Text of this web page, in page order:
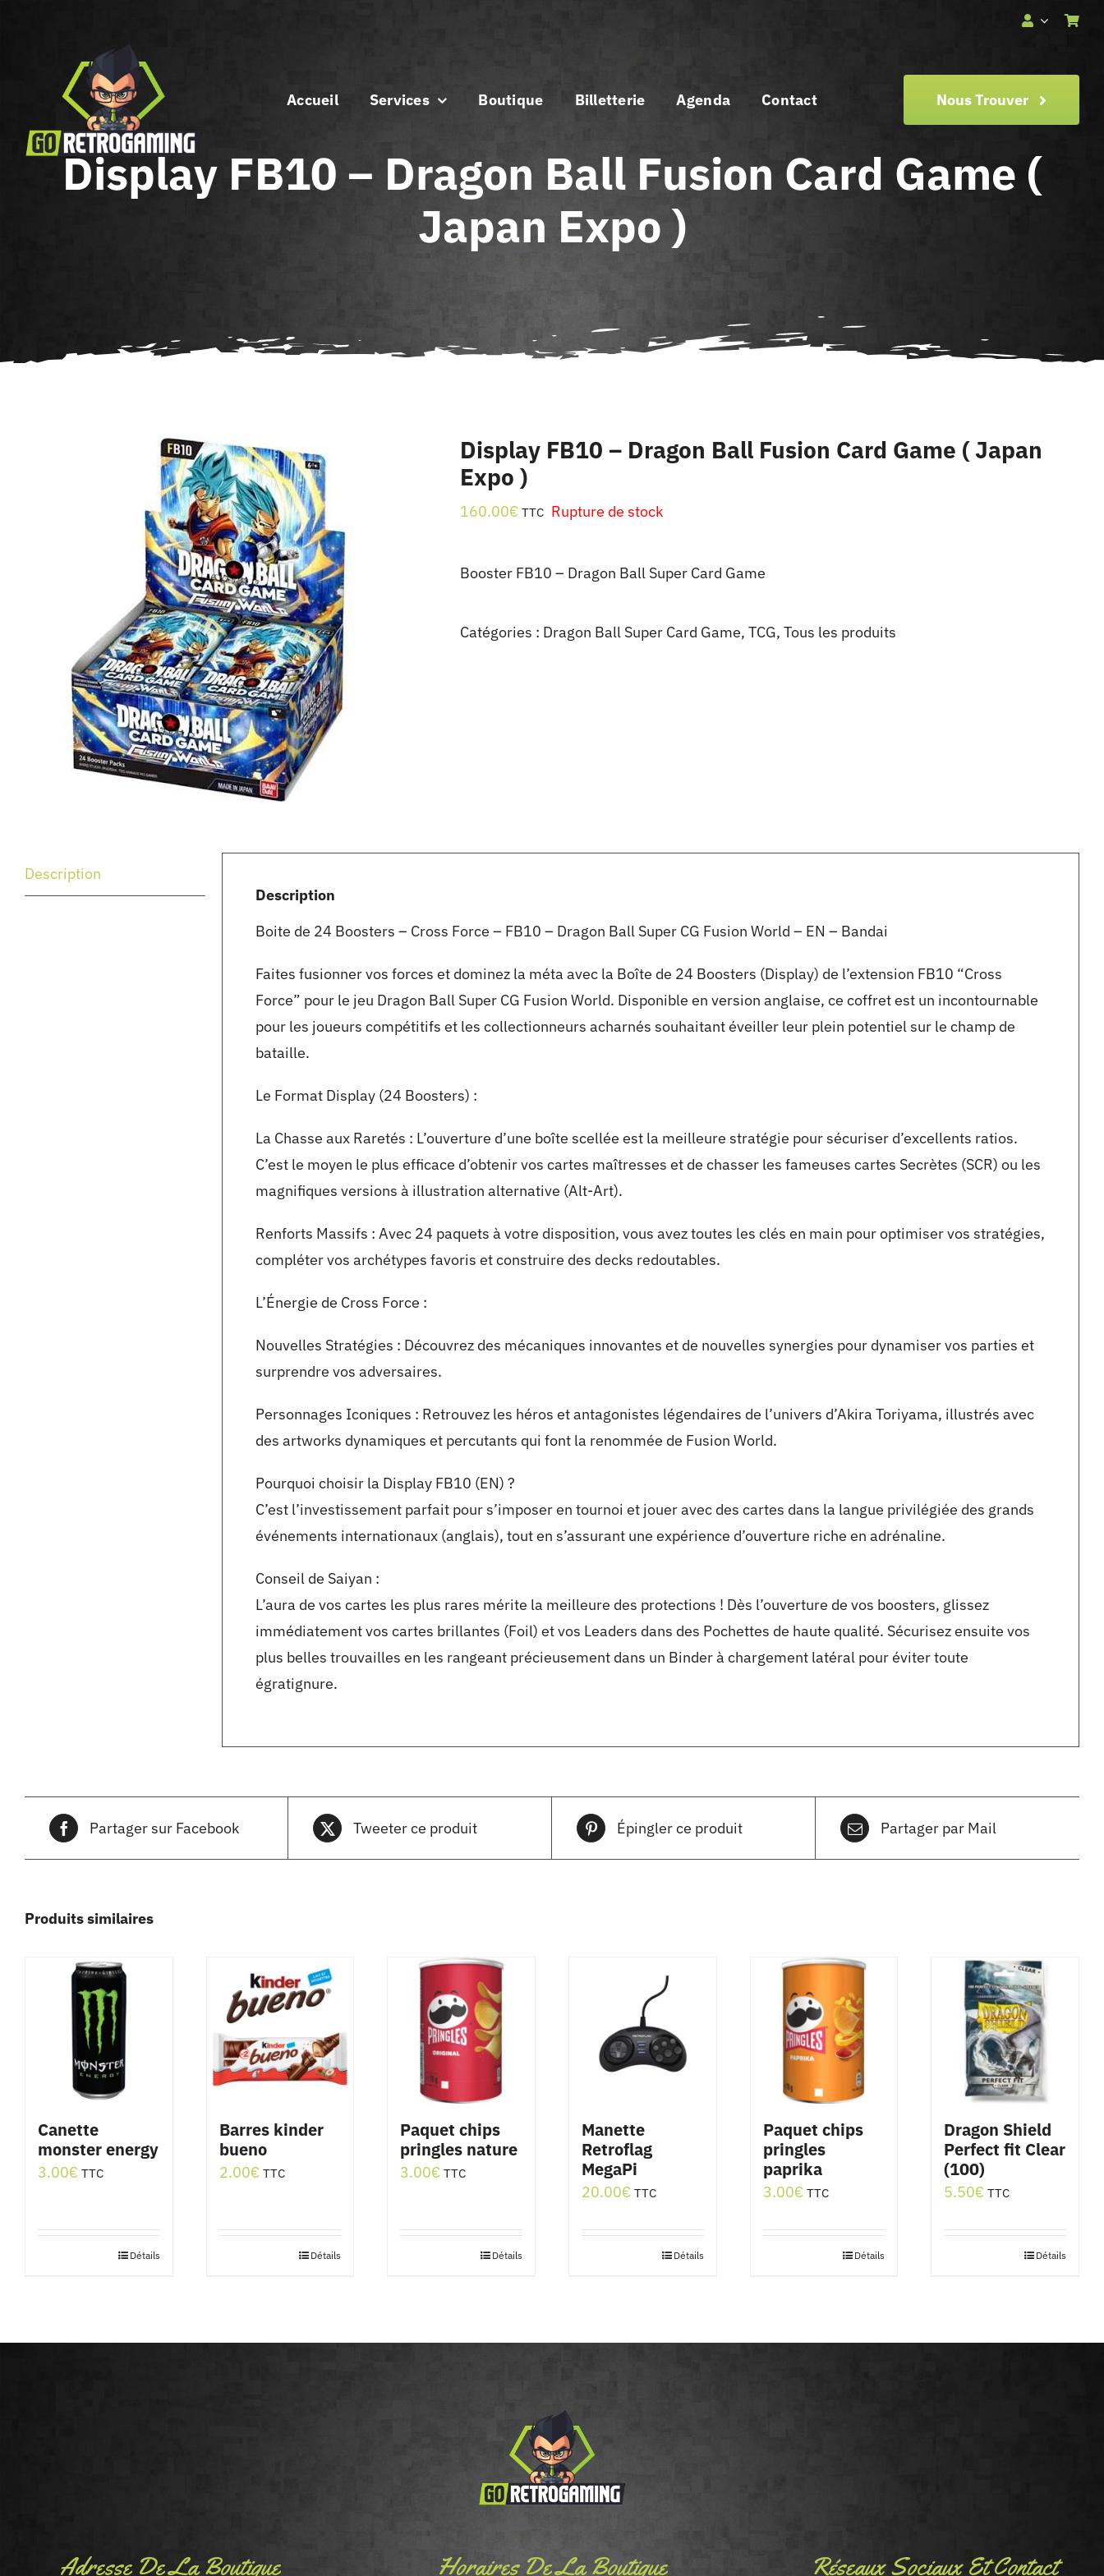
Accueil
Services Boutique Billetterie Agenda Contact Nous Trouver
Display FB10 – Dragon Ball Fusion Card Game (
Japan Expo )
Display FB10 – Dragon Ball Fusion Card Game ( Japan
Expo )
160.00€ TTC Rupture de stock
Booster FB10 – Dragon Ball Super Card Game
Catégories : Dragon Ball Super Card Game, TCG, Tous les produits
Description
Description
Boite de 24 Boosters – Cross Force – FB10 – Dragon Ball Super CG Fusion World – EN – Bandai
Faites fusionner vos forces et dominez la méta avec la Boîte de 24 Boosters (Display) de l’extension FB10 “Cross
Force” pour le jeu Dragon Ball Super CG Fusion World. Disponible en version anglaise, ce coffret est un incontournable
pour les joueurs compétitifs et les collectionneurs acharnés souhaitant éveiller leur plein potentiel sur le champ de
bataille.
Le Format Display (24 Boosters) :
La Chasse aux Raretés : L’ouverture d’une boîte scellée est la meilleure stratégie pour sécuriser d’excellents ratios.
C’est le moyen le plus efficace d’obtenir vos cartes maîtresses et de chasser les fameuses cartes Secrètes (SCR) ou les
magnifiques versions à illustration alternative (Alt-Art).
Renforts Massifs : Avec 24 paquets à votre disposition, vous avez toutes les clés en main pour optimiser vos stratégies,
compléter vos archétypes favoris et construire des decks redoutables.
L’Énergie de Cross Force :
Nouvelles Stratégies : Découvrez des mécaniques innovantes et de nouvelles synergies pour dynamiser vos parties et
surprendre vos adversaires.
Personnages Iconiques : Retrouvez les héros et antagonistes légendaires de l’univers d’Akira Toriyama, illustrés avec
des artworks dynamiques et percutants qui font la renommée de Fusion World.
Pourquoi choisir la Display FB10 (EN) ?
C’est l’investissement parfait pour s’imposer en tournoi et jouer avec des cartes dans la langue privilégiée des grands
événements internationaux (anglais), tout en s’assurant une expérience d’ouverture riche en adrénaline.
Conseil de Saiyan :
L’aura de vos cartes les plus rares mérite la meilleure des protections ! Dès l’ouverture de vos boosters, glissez
immédiatement vos cartes brillantes (Foil) et vos Leaders dans des Pochettes de haute qualité. Sécurisez ensuite vos
plus belles trouvailles en les rangeant précieusement dans un Binder à chargement latéral pour éviter toute
égratignure.
Partager sur Facebook Tweeter ce produit Épingler ce produit Partager par Mail
Produits similaires
Canette
monster energy
3.00€ TTC
Détails
Barres kinder
bueno
2.00€ TTC
Détails
Paquet chips
pringles nature
3.00€ TTC
Détails
Manette
Retroflag
MegaPi
20.00€ TTC
Détails
Paquet chips
pringles
paprika
3.00€ TTC
Détails
Dragon Shield
Perfect fit Clear
(100)
5.50€ TTC
Détails
Adresse De La Boutique Horaires De La Boutique Réseaux Sociaux Et Contact